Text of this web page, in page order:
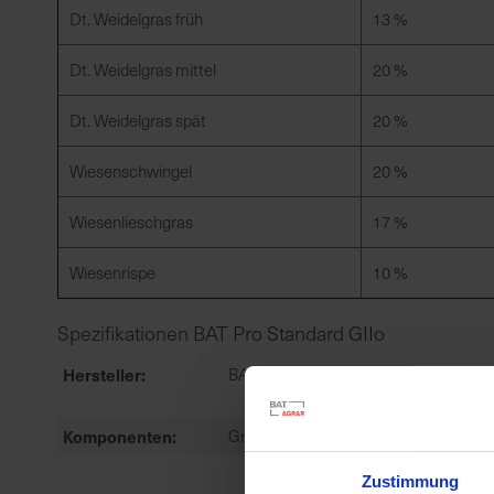
Zustimmung
Dt. Weidelgras früh 13 %
Dt. Weidelgras mittel 20 %
Dt. Weidelgras spät 20 %
Wiesenschwingel 20 %
Wiesenlieschgras 17 %
Wiesenrispe 10 %
Spezifikationen BAT Pro Standard GIIo
Hersteller BAT Agrar GmbH & Co.KG
Komponenten Gräser